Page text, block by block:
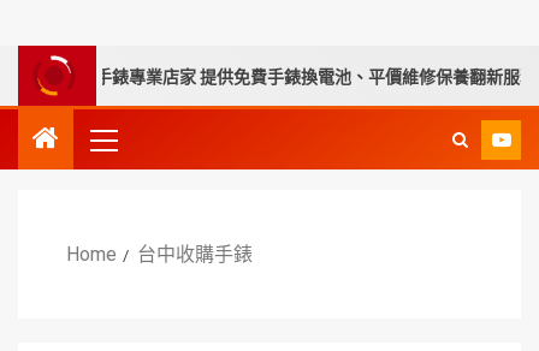
收購手錶專業店家 提供免費手錶換電池、平價維修保養翻新服務
Home 台中收購手錶